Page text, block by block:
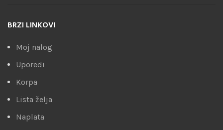
BRZI LINKOVI
Moj nalog
Uporedi
Korpa
Lista želja
Naplata